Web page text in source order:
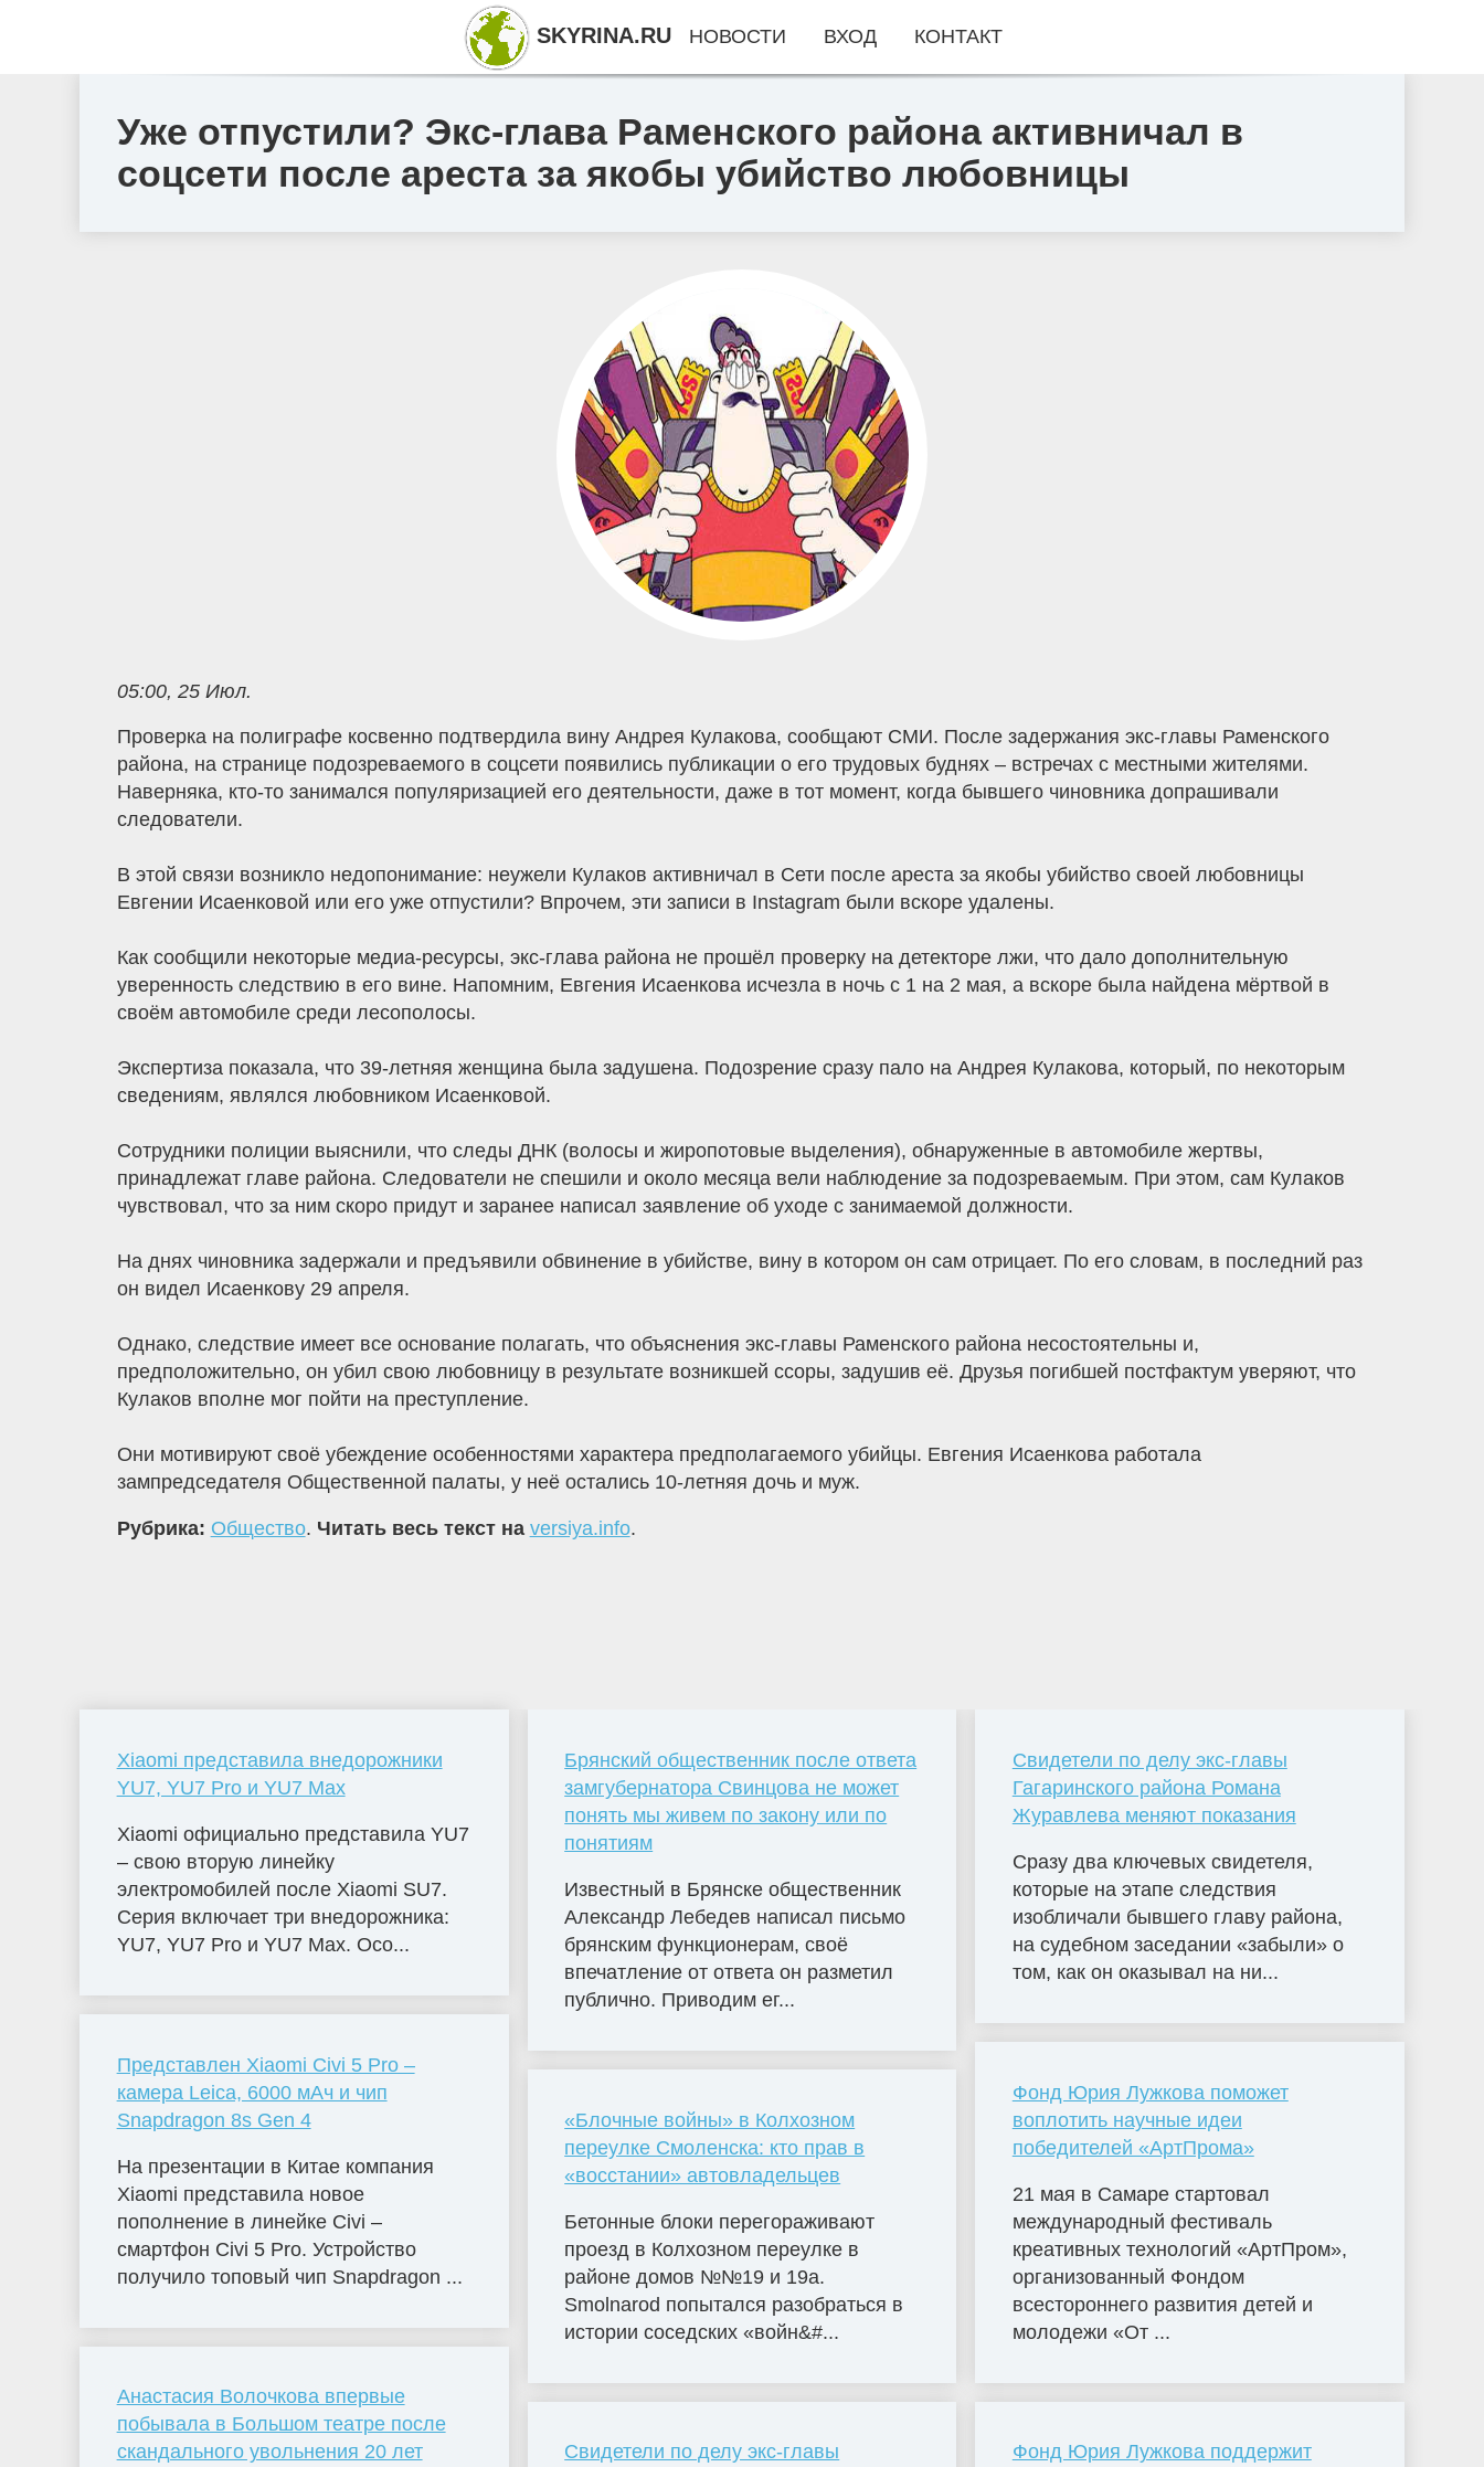
Уже отпустили? Экс-глава Раменского района активничал в
соцсети после ареста за якобы убийство любовницы
05:00, 25 Июл.
Проверка на полиграфе косвенно подтвердила вину Андрея Кулакова, сообщают СМИ. После задержания экс-главы Раменского
района, на странице подозреваемого в соцсети появились публикации о его трудовых буднях – встречах с местными жителями.
Наверняка, кто-то занимался популяризацией его деятельности, даже в тот момент, когда бывшего чиновника допрашивали
следователи.
В этой связи возникло недопонимание: неужели Кулаков активничал в Сети после ареста за якобы убийство своей любовницы
Евгении Исаенковой или его уже отпустили? Впрочем, эти записи в Instagram были вскоре удалены.
Как сообщили некоторые медиа-ресурсы, экс-глава района не прошёл проверку на детекторе лжи, что дало дополнительную
уверенность следствию в его вине. Напомним, Евгения Исаенкова исчезла в ночь с 1 на 2 мая, а вскоре была найдена мёртвой в
своём автомобиле среди лесополосы.
Экспертиза показала, что 39-летняя женщина была задушена. Подозрение сразу пало на Андрея Кулакова, который, по некоторым
сведениям, являлся любовником Исаенковой.
Сотрудники полиции выяснили, что следы ДНК (волосы и жиропотовые выделения), обнаруженные в автомобиле жертвы,
принадлежат главе района. Следователи не спешили и около месяца вели наблюдение за подозреваемым. При этом, сам Кулаков
чувствовал, что за ним скоро придут и заранее написал заявление об уходе с занимаемой должности.
На днях чиновника задержали и предъявили обвинение в убийстве, вину в котором он сам отрицает. По его словам, в последний раз
он видел Исаенкову 29 апреля.
Однако, следствие имеет все основание полагать, что объяснения экс-главы Раменского района несостоятельны и,
предположительно, он убил свою любовницу в результате возникшей ссоры, задушив её. Друзья погибшей постфактум уверяют, что
Кулаков вполне мог пойти на преступление.
Они мотивируют своё убеждение особенностями характера предполагаемого убийцы. Евгения Исаенкова работала
зампредседателя Общественной палаты, у неё остались 10-летняя дочь и муж.
Рубрика: Общество. Читать весь текст на versiya.info.
Xiaomi представила внедорожники
YU7, YU7 Pro и YU7 Max
Xiaomi официально представила YU7
– свою вторую линейку
электромобилей после Xiaomi SU7.
Серия включает три внедорожника:
YU7, YU7 Pro и YU7 Max. Осо...
Представлен Xiaomi Civi 5 Pro –
камера Leica, 6000 мАч и чип
Snapdragon 8s Gen 4
На презентации в Китае компания
Xiaomi представила новое
пополнение в линейке Civi –
смартфон Civi 5 Pro. Устройство
получило топовый чип Snapdragon ...
Анастасия Волочкова впервые
побывала в Большом театре после
скандального увольнения 20 лет
Брянский общественник после ответа
замгубернатора Свинцова не может
понять мы живем по закону или по
понятиям
Известный в Брянске общественник
Александр Лебедев написал письмо
брянским функционерам, своё
впечатление от ответа он разметил
публично. Приводим ег...
«Блочные войны» в Колхозном
переулке Смоленска: кто прав в
«восстании» автовладельцев
Бетонные блоки перегораживают
проезд в Колхозном переулке в
районе домов №№19 и 19а.
Smolnarod попытался разобраться в
истории соседских «войн&#...
Свидетели по делу экс-главы
Свидетели по делу экс-главы
Гагаринского района Романа
Журавлева меняют показания
Сразу два ключевых свидетеля,
которые на этапе следствия
изобличали бывшего главу района,
на судебном заседании «забыли» о
том, как он оказывал на ни...
Фонд Юрия Лужкова поможет
воплотить научные идеи
победителей «АртПрома»
21 мая в Самаре стартовал
международный фестиваль
креативных технологий «АртПром»,
организованный Фондом
всестороннего развития детей и
молодежи «От ...
Фонд Юрия Лужкова поддержит
SKYRINA.RU НОВОСТИ ВХОД КОНТАКТ